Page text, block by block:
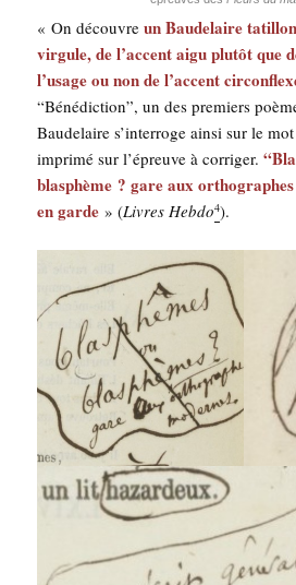
« On découvreun Bau­de­laire
vir­gule, de l’accent aigu plu­tôt que
l’u­sage ou non de l’ac­cent
“Béné­dic­tion”, un des pre­miers
Bau­de­laire s’in­ter­roge ain­si sur le
impri­mé sur l’é­preuve à cor­ri­ger.
blas­phème ? gare aux
en garde » (Livres Heb­do4).